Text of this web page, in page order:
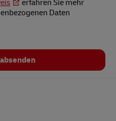
erfahren Sie mehr
Daten